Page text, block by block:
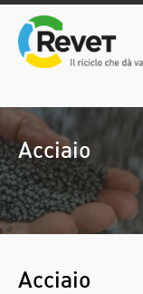
Acciaio
Acciaio